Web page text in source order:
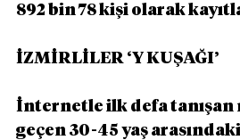
892 bin 78 kişi olarak
İZMİRLİLER ‘Y KUŞAĞI’
İnternetle ilk defa tanışan
geçen 30-45 yaş